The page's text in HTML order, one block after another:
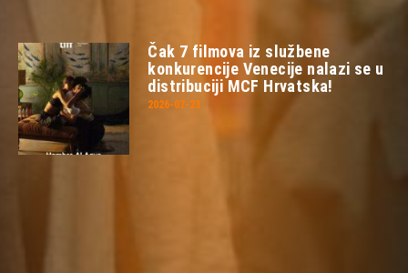
Čak 7 filmova iz službene
konkurencije Venecije nalazi se u
distribuciji MCF Hrvatska!
2026-07-23